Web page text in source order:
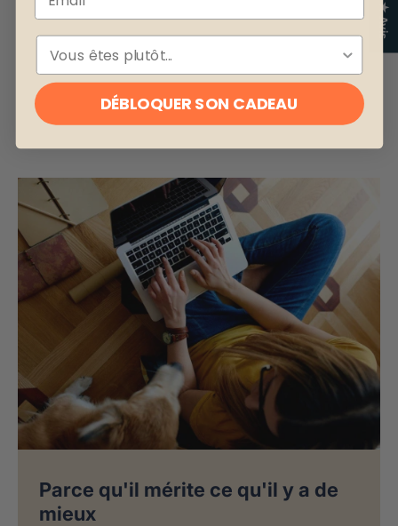
Parce qu'il mérite ce qu'il y a de
mieux
★ Avis
ESPÈCE
DÉBLOQUER SON CADEAU